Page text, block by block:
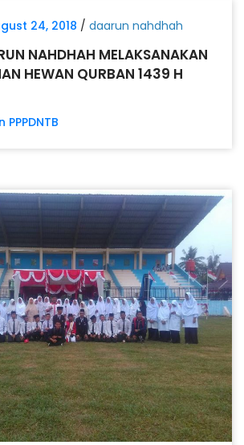
24, 2018 / daarun nahdhah
NAHDHAH MELAKSANAKAN
HEWAN QURBAN 1439 H
PPPDNTB